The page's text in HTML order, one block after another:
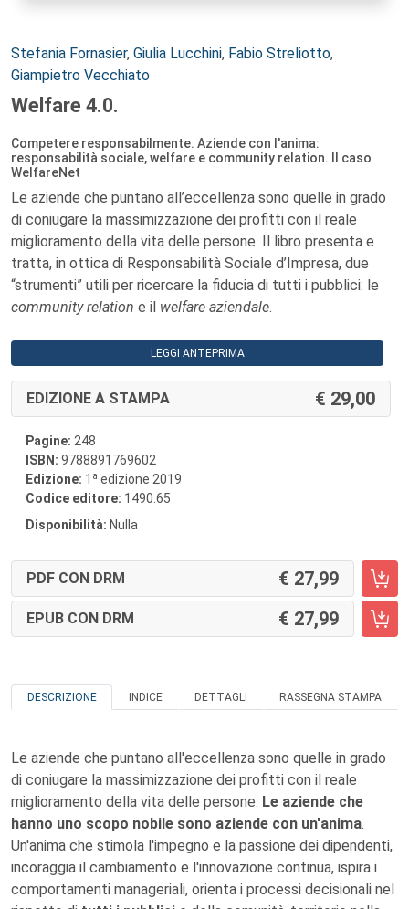
Autori:
Stefania Fornasier, Giulia Lucchini, Fabio Streliotto,
Giampietro Vecchiato
Welfare 4.0.
Competere responsabilmente. Aziende con l'anima:
responsabilità sociale, welfare e community relation. Il caso
WelfareNet
Le aziende che puntano all’eccellenza sono quelle in grado
di coniugare la massimizzazione dei profitti con il reale
miglioramento della vita delle persone. Il libro presenta e
tratta, in ottica di Responsabilità Sociale d’Impresa, due
“strumenti” utili per ricercare la fiducia di tutti i pubblici: le
community relation e il welfare aziendale.
LEGGI ANTEPRIMA
EDIZIONE A STAMPA 29,00
Pagine: 248
ISBN: 9788891769602
Edizione: 1 a edizione 2019
Codice editore: 1490.65
Disponibilità: Nulla
PDF CON DRM 27,99
EPUB CON DRM 27,99
DESCRIZIONE INDICE DETTAGLI RASSEGNA STAMPA
Le aziende che puntano all'eccellenza sono quelle in grado
di coniugare la massimizzazione dei profitti con il reale
miglioramento della vita delle persone. Le aziende che
hanno uno scopo nobile sono aziende con un'anima.
Un'anima che stimola l'impegno e la passione dei dipendenti,
incoraggia il cambiamento e l'innovazione continua, ispira i
comportamenti manageriali, orienta i processi decisionali nel